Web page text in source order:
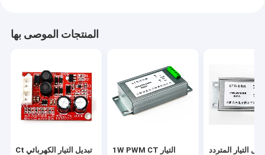
المنتجات الموصى بها
Ct تبديل التيار الكهربائي
1W PWM CT التيار
التيار المتردد